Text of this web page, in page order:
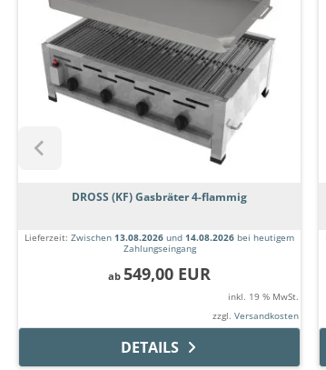
DROSS (KF) Gasbräter 4-flammig
Lieferzeit: Zwischen 13.08.2026 und 14.08.2026 bei heutigem
Zahlungseingang
ab 549,00 EUR
inkl. 19 % MwSt.
zzgl. Versandkosten
DETAILS